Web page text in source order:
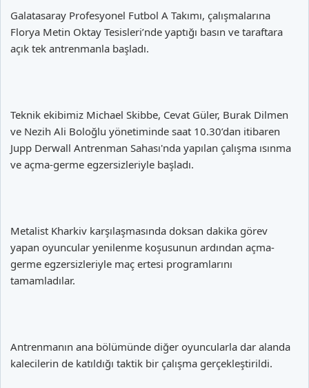
Galatasaray Profesyonel Futbol A Takımı, çalışmalarına
Florya Metin Oktay Tesisleri’nde yaptığı basın ve taraftara
açık tek antrenmanla başladı.
Teknik ekibimiz Michael Skibbe, Cevat Güler, Burak Dilmen
ve Nezih Ali Boloğlu yönetiminde saat 10.30’dan itibaren
Jupp Derwall Antrenman Sahası'nda yapılan çalışma ısınma
ve açma-germe egzersizleriyle başladı.
Metalist Kharkiv karşılaşmasında doksan dakika görev
yapan oyuncular yenilenme koşusunun ardından açma-
germe egzersizleriyle maç ertesi programlarını
tamamladılar.
Antrenmanın ana bölümünde diğer oyuncularla dar alanda
kalecilerin de katıldığı taktik bir çalışma gerçekleştirildi.